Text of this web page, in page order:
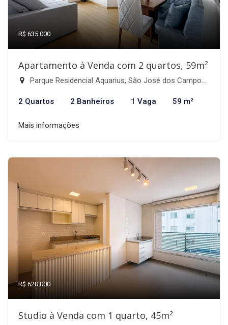
R$ 635.000
Apartamento à Venda com 2 quartos, 59m²
Parque Residencial Aquarius, São José dos Campos-SP
2 Quartos 2 Banheiros 1 Vaga 59 m²
Mais informações
R$ 620.000
Studio à Venda com 1 quarto, 45m²